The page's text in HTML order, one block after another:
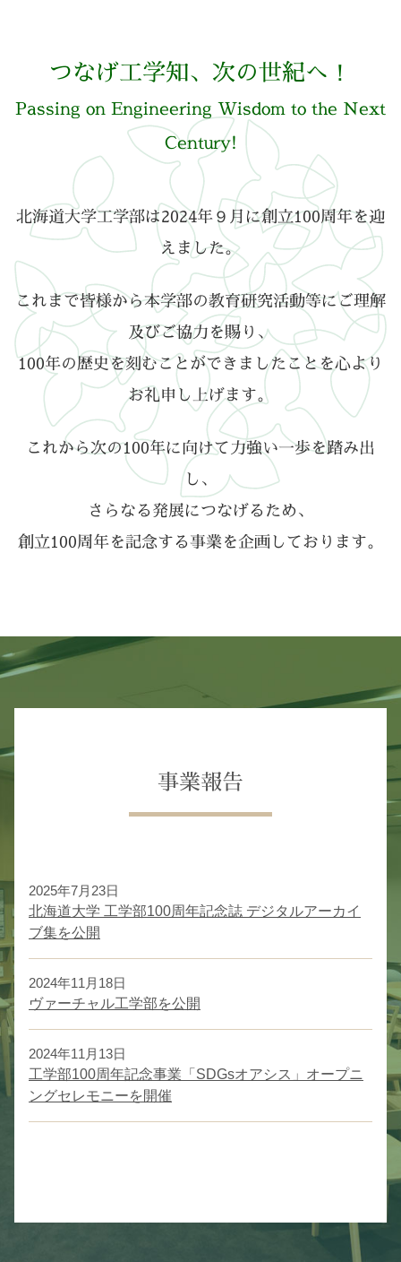
つなげ工学知、次の世紀へ！
Passing on Engineering Wisdom to the Next
Century!
北海道大学工学部は2024年９月に創立100周年を迎
えました。
これまで皆様から本学部の教育研究活動等にご理解
及びご協力を賜り、
100年の歴史を刻むことができましたことを心より
お礼申し上げます。
これから次の100年に向けて力強い一歩を踏み出
し、
さらなる発展につなげるため、
創立100周年を記念する事業を企画しております。
事業報告
2025年7月23日
北海道大学 工学部100周年記念誌 デジタルアーカイ
ブ集を公開
2024年11月18日
ヴァーチャル工学部を公開
2024年11月13日
工学部100周年記念事業「SDGsオアシス」オープニ
ングセレモニーを開催